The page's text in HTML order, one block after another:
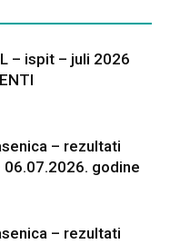
– ispit – juli 2026
– rezultati
godine
– rezultati